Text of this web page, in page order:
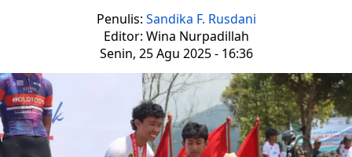
Penulis: Sandika F. Rusdani
Editor: Wina Nurpadillah
Senin, 25 Agu 2025 - 16:36